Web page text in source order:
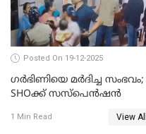
Posted On 19-12-2025
ഗര്‍ഭിണിയെ മർദിച്ച സംഭവം;
SHOക്ക് സസ്പെൻഷൻ
1 Min Read View All